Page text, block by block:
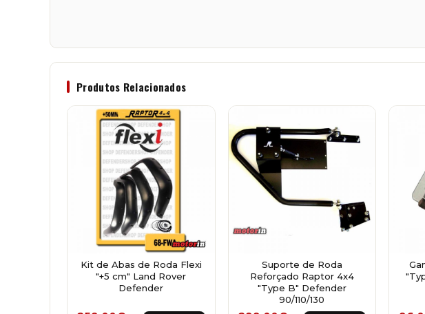
Produtos Relacionados
Kit de Abas de Roda Flexi
"+5 cm" Land Rover
Defender
Suporte de Roda
Reforçado Raptor 4x4
"Type B" Defender
90/110/130